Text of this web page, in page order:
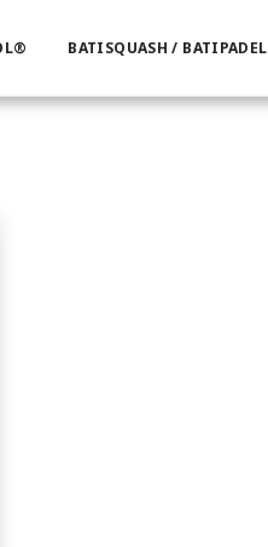
BATISQUASH / BATIPADEL